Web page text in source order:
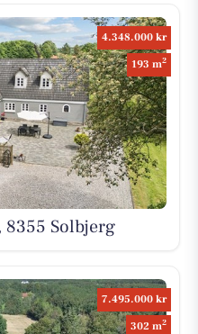
4.348.000 kr
193 m2
8355 Solbjerg
7.495.000 kr
302 m2